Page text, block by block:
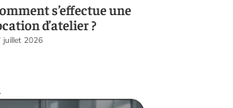
s’effectue une
d’atelier ?
juillet 2026